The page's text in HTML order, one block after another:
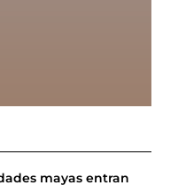
mayas entran